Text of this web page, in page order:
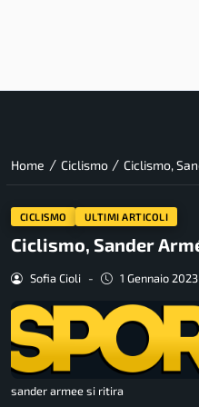
Home / Ciclismo / Ciclismo,
CICLISMO ULTIMI ARTICOLI
Ciclismo, Sander
Sofia Cioli - 1 Gennaio 2023
sander armee si ritira